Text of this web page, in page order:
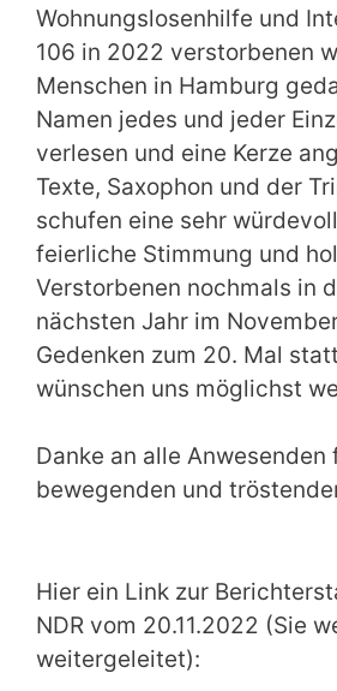
Wohnungslosenhilfe und
106 in 2022 verstorbenen
Menschen in Hamburg
Namen jedes und jeder
verlesen und eine Kerze
Texte, Saxophon und der
schufen eine sehr
feierliche Stimmung und
Verstorbenen nochmals in
nächsten Jahr im
Gedenken zum 20. Mal
wünschen uns möglichst
Danke an alle Anwesenden
bewegenden und
Hier ein Link zur
NDR vom 20.11.2022 (Sie
weitergeleitet):